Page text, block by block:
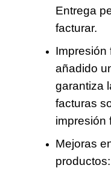
Entrega
facturar.
Impresión
añadido
garantiza
facturas
impresión
Mejoras
productos: